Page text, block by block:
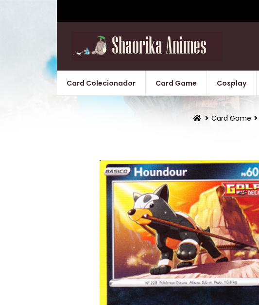
Card Colecionador Card Game Cosplay
Card Game